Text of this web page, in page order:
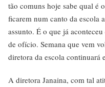
tão comuns hoje sabe qual é
ficarem num canto da escola
assunto. É o que já
de ofício. Semana que vem
diretora da escola continuará
A diretora Janaina, com tal